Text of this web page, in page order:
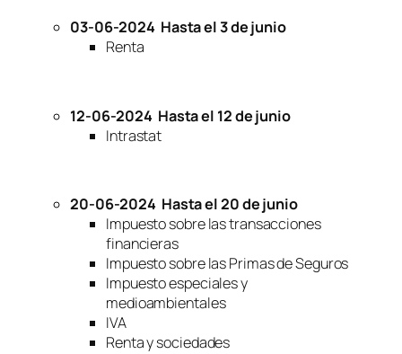
03-06-2024 Hasta el 3 de junio
Renta
12-06-2024 Hasta el 12 de junio
Intrastat
20-06-2024 Hasta el 20 de junio
Impuesto sobre las transacciones
financieras
Impuesto sobre las Primas de Seguros
Impuesto especiales y
medioambientales
IVA
Renta y sociedades